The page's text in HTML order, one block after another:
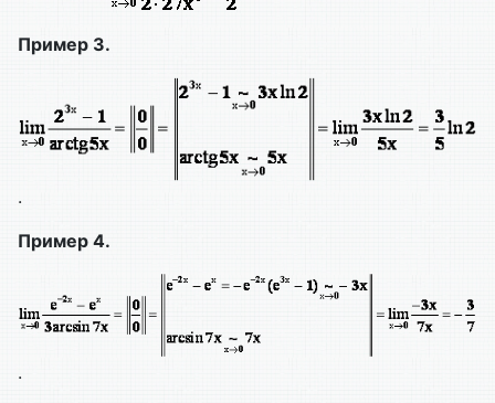
Пример 3.
.
Пример 4.
.